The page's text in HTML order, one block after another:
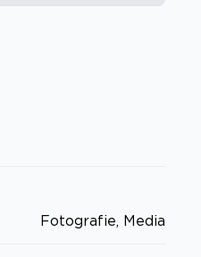
Fotografie, Media